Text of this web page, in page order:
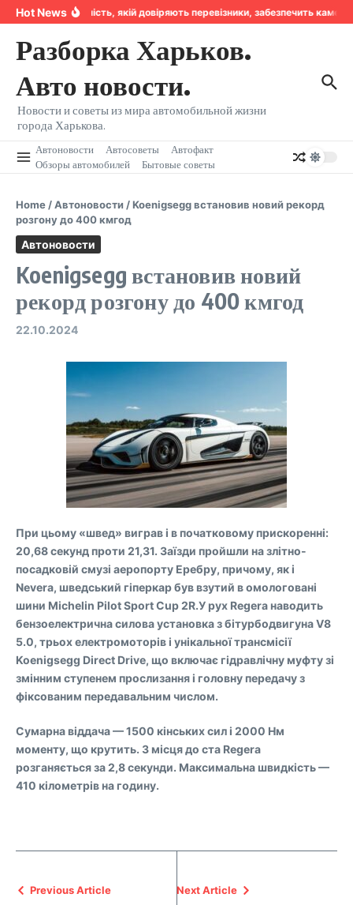
Перейти к содержанию
Hot NewsНадійність, якій довіряють перевізники, забезпечить
Разборка Харьков.
Авто новости.
Новости и советы из мира автомобильной жизни
города Харькова.
Автоновости Автосоветы
Автофакт
Обзоры автомобилей
Бытовые советы
Home /Автоновости /Koenigsegg встановив новий рекорд
розгону до 400 кмгод
Автоновости
Koenigsegg встановив новий
рекорд розгону до 400 кмгод
22.10.2024
При цьому «швед» виграв і в початковому прискоренні:
20,68 секунд проти 21,31. Заїзди пройшли на злітно-
посадковій смузі аеропорту Еребру, причому, як і
Nevera, шведський гіперкар був взутий в омологовані
шини Michelin Pilot Sport Cup 2R.У рух Regera наводить
бензоелектрична силова установка з бітурбодвигуна V8
5.0, трьох електромоторів і унікальної трансмісії
Koenigsegg Direct Drive, що включає гідравлічну муфту зі
змінним ступенем прослизання і головну передачу з
фіксованим передавальним числом.
Сумарна віддача — 1500 кінських сил і 2000 Нм
моменту, що крутить. З місця до ста Regera
розганяється за 2,8 секунди. Максимальна швидкість —
410 кілометрів на годину.
Previous Article Next Article